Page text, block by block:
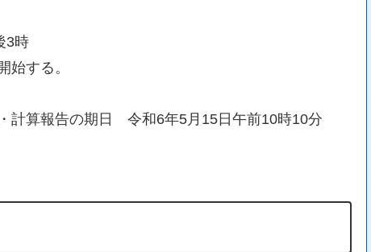
3時
する。
計算報告の期日 令和6年5月15日午前10時10分